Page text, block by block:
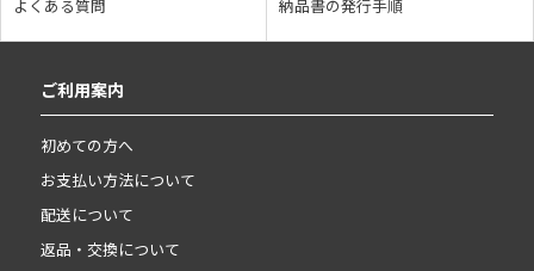
よくある質問 納品書の発行手順
ご利用案内
初めての方へ
お支払い方法について
配送について
返品・交換について